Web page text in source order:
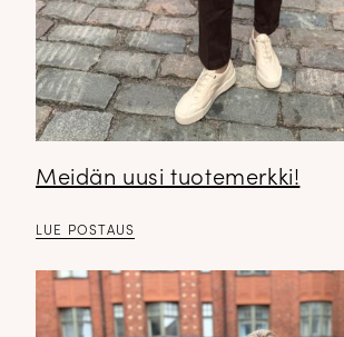
Meidän uusi tuotemerkki!
LUE POSTAUS